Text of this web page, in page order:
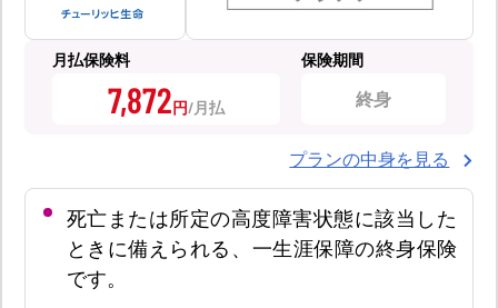
月払保険料
7,872円
保険期間
終身
プランの中身を見る
死亡または所定の高度障害状態に該当した
ときに備えられる、一生涯保障の終身保険
です。